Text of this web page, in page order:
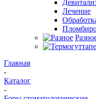
Лечение
Главная
-
Каталог
-